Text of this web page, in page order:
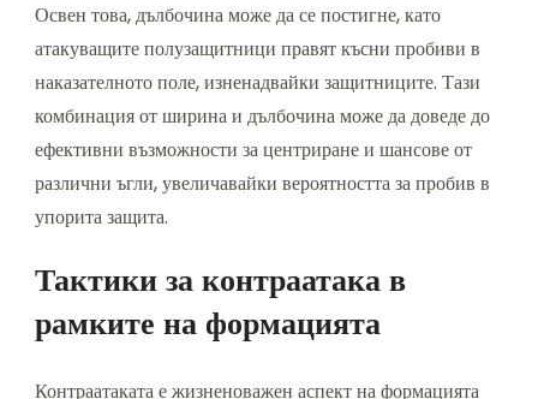
Освен това, дълбочина може да се постигне, като
атакуващите полузащитници правят късни пробиви в
наказателното поле, изненадвайки защитниците. Тази
комбинация от ширина и дълбочина може да доведе до
ефективни възможности за центриране и шансове от
различни ъгли, увеличавайки вероятността за пробив в
упорита защита.
Тактики за контраатака в
рамките на формацията
Контраатаката е жизненоважен аспект на формацията